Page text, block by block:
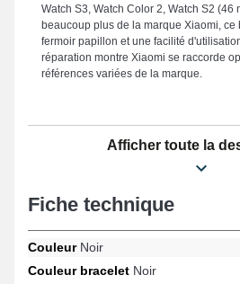
Watch S3, Watch Color 2, Watch S2 (46
beaucoup plus de la marque Xiaomi, ce
fermoir papillon et une facilité
réparation montre Xiaomi se raccorde
références variées de la marque.
Afficher toute la
Fiche technique
CouleurNoir
Couleur bracelet Noir